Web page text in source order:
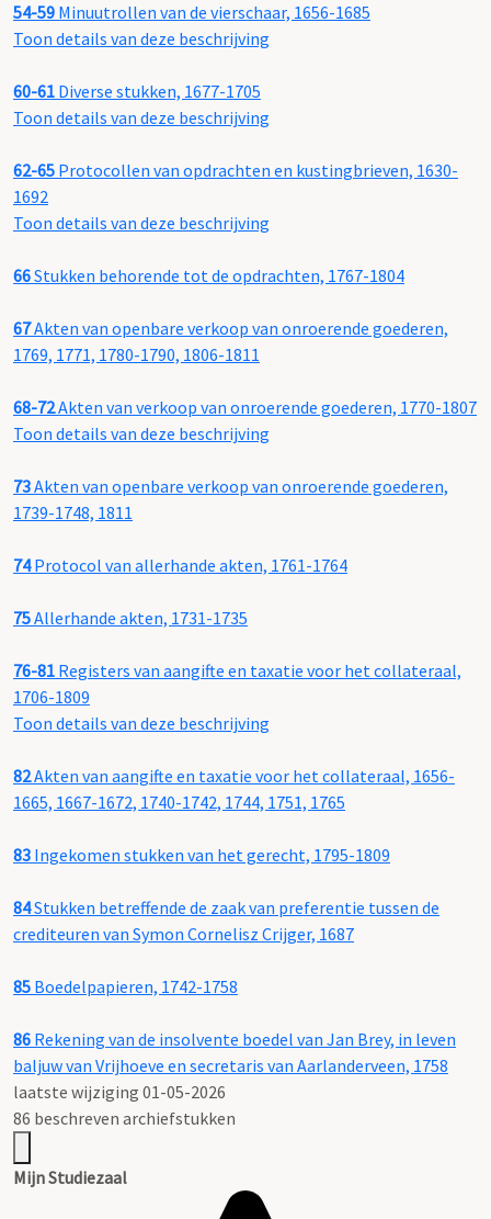
54-59 Minuutrollen van de vierschaar, 1656-1685
Toon details van deze beschrijving
60-61 Diverse stukken, 1677-1705
Toon details van deze beschrijving
62-65 Protocollen van opdrachten en kustingbrieven, 1630-
1692
Toon details van deze beschrijving
66Stukken behorende tot de opdrachten, 1767-1804
67Akten van openbare verkoop van onroerende goederen,
1769, 1771, 1780-1790, 1806-1811
68-72Akten van verkoop van onroerende goederen, 1770-1807
Toon details van deze beschrijving
73Akten van openbare verkoop van onroerende goederen,
1739-1748, 1811
74Protocol van allerhande akten, 1761-1764
75Allerhande akten, 1731-1735
76-81 Registers van aangifte en taxatie voor het collateraal,
1706-1809
Toon details van deze beschrijving
82Akten van aangifte en taxatie voor het collateraal, 1656-
1665, 1667-1672, 1740-1742, 1744, 1751, 1765
83 Ingekomen stukken van het gerecht, 1795-1809
84Stukken betreffende de zaak van preferentie tussen de
crediteuren van Symon Cornelisz Crijger, 1687
85 Boedelpapieren, 1742-1758
86 Rekening van de insolvente boedel van Jan Brey, in leven
baljuw van Vrijhoeve en secretaris van Aarlanderveen, 1758
laatste wijziging 01-05-2026
86 beschreven archiefstukken
Mijn Studiezaal